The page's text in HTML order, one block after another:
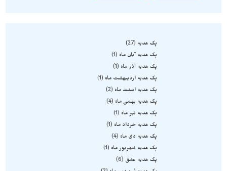
پک هدیه
27
پک هدیه آبان ماه
1
پک هدیه آذر ماه
1
پک هدیه اردیبهشت ماه
1
پک هدیه اسفند ماه
2
پک هدیه بهمن ماه
4
پک هدیه تیر ماه
1
پک هدیه خرداد ماه
1
پک هدیه دی ماه
4
پک هدیه شهریور ماه
1
پک هدیه عشق
6